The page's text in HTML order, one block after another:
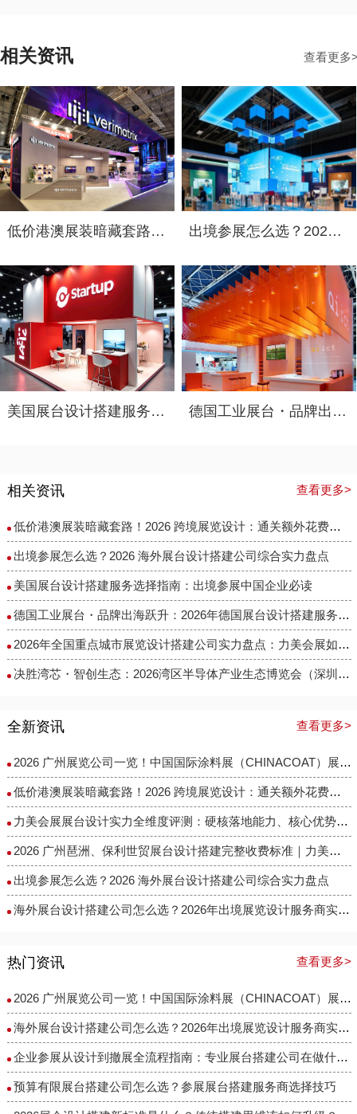
相关资讯 查看更多
低价港澳展装暗藏套路！2026 跨境展览设计：通关额外花费避雷指南 出境参展怎么选？2026 海外展台设计搭建公司综合实力盘点
美国展台设计搭建服务选择指南：出境参展中国企业必读 德国工业展台・品牌出海跃升：2026年德国展台设计搭建服务商选择指南
相关资讯 查看更多>
低价港澳展装暗藏套路！2026 跨境展览设计：通关额外花费避雷指南
出境参展怎么选？2026 海外展台设计搭建公司综合实力盘点
美国展台设计搭建服务选择指南：出境参展中国企业必读
德国工业展台・品牌出海跃升：2026年德国展台设计搭建服务商选择指南
​2026年全国重点城市展览设计搭建公司实力盘点：力美会展如何做到性价比与专业度兼得？
决胜湾芯・智创生态：2026湾区半导体产业生态博览会（深圳湾芯展）展台设计搭建实力服务商精选
全新资讯 查看更多>
2026 广州展览公司一览！中国国际涂料展（CHINACOAT）展台设计搭建服务商推荐
低价港澳展装暗藏套路！2026 跨境展览设计：通关额外花费避雷指南
力美会展展台设计实力全维度评测：硬核落地能力、核心优势与适配场景解析
2026 广州琶洲、保利世贸展台设计搭建完整收费标准｜力美会展分级包干报价，全程无隐形增项
出境参展怎么选？2026 海外展台设计搭建公司综合实力盘点
海外展台设计搭建公司怎么选？2026年出境展览设计服务商实力全解析
热门资讯 查看更多>
2026 广州展览公司一览！中国国际涂料展（CHINACOAT）展台设计搭建服务商推荐
海外展台设计搭建公司怎么选？2026年出境展览设计服务商实力全解析
企业参展从设计到撤展全流程指南：专业展台搭建公司在做什么？
预算有限展台搭建公司怎么选？参展展台搭建服务商选择技巧